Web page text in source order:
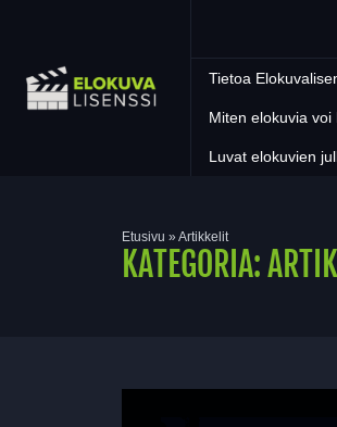
Tietoa
Miten elokuvia voi
Luvat elokuvien
Etusivu » Artikkelit
KATEGORIA: